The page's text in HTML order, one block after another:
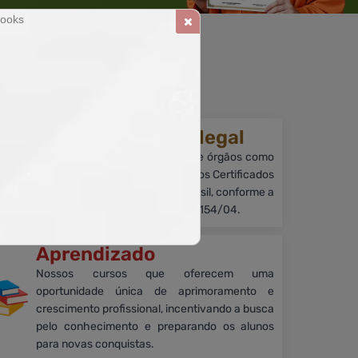
Reconhecimento legal
Embora sem reconhecimento de órgãos como
MEC e outros reguladores. Nossos Certificados
têm validade legal em todo o Brasil, conforme a
Lei nº 9.394/96 e o Decreto nº 5.154/04.
Aprendizado
Nossos cursos que oferecem uma
oportunidade única de aprimoramento e
crescimento profissional, incentivando a busca
pelo conhecimento e preparando os alunos
para novas conquistas.